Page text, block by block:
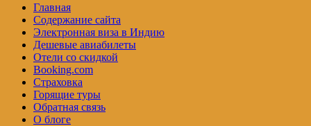
Главная
Содержание сайта
Электронная виза в Индию
Дешевые авиабилеты
Отели со скидкой
Booking.com
Страховка
Горящие туры
Обратная связь
О блоге